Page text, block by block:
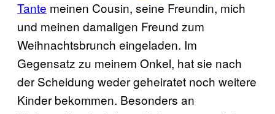
Tante meinen Cousin, seine Freundin, mich
und meinen damaligen Freund zum
Weihnachtsbrunch eingeladen. Im
Gegensatz zu meinem Onkel, hat sie nach
der Scheidung weder geheiratet noch weitere
Kinder bekommen. Besonders an